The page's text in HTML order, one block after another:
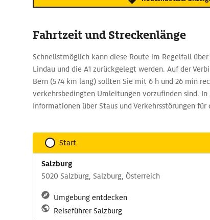
Fahrtzeit und Streckenlänge
Schnellstmöglich kann diese Route im Regelfall
Lindau und die A1 zurückgelegt werden. Auf der
Bern (574 km lang) sollten Sie mit 6 h und 26 min
verkehrsbedingten Umleitungen vorzufinden sind. In
Informationen über Staus und Verkehrsstörungen
Start
Salzburg
5020 Salzburg, Salzburg, Österreich
Umgebung entdecken
Reiseführer Salzburg